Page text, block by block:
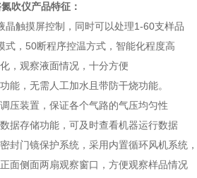
吹仪产品特征：
晶触摸屏控制，同时可以处理1-60支样品
式， 50断程序控温方式，智能化程度高
，观察液面情况，十分方便
能，无需人工加水且带防干烧功能。
压装置，保证各个气路的气压均匀性
据存储功能，可及时查看机器运行数据
封门镜保护系统，采用内置循环风机系统
面侧面两扇观察窗口，方便观察样品情况